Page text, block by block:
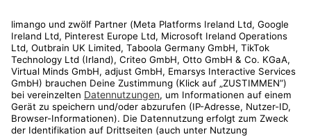
Kundenservice
Shop
Aktionen
Travel